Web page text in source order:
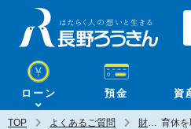
ローン 預金 資
TOP よくあるご質問 財形貯蓄